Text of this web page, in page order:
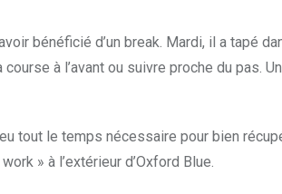
bénéficié d’un break. Mardi, il a tapé
à l’avant ou suivre proche du pas.
tout le temps nécessaire pour bien
» à l’extérieur d’Oxford Blue.